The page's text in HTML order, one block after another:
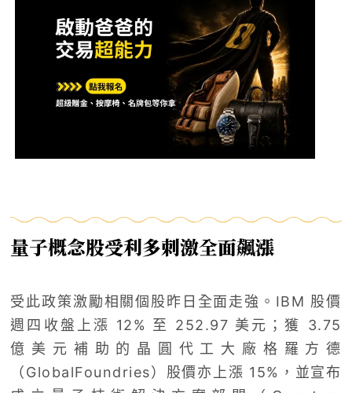
量子概念股受利多刺激全面飆漲
受此政策激勵相關個股昨日全面走強。IBM 股價
週四收盤上漲 12% 至 252.97 美元；獲 3.75
億美元補助的晶圓代工大廠格羅方德
（GlobalFoundries）股價亦上漲 15%，並宣布